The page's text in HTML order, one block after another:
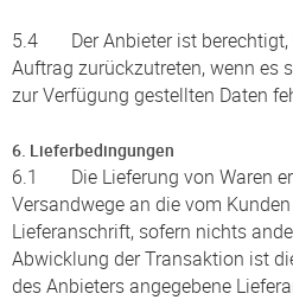
5.4 Der Anbieter ist berechtigt,
Auftrag zurückzutreten, wenn es
zur Verfügung gestellten Daten
6. Lieferbedingungen
6.1 Die Lieferung von Waren
Versandwege an die vom
Lieferanschrift, sofern nichts
Abwicklung der Transaktion ist
des Anbieters angegebene